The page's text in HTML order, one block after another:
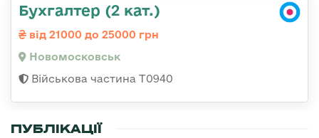
Бухгалтер (2 кат.)
від 21000 до 25000 грн
Новомосковськ
Військова частина Т0940
ПУБЛІКАЦІЇ